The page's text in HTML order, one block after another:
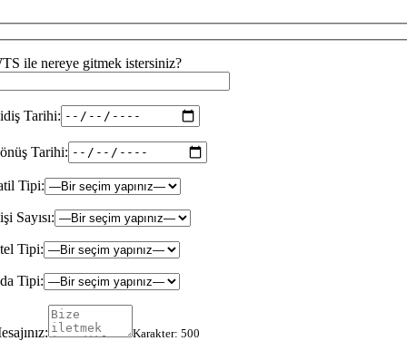
ile nereye gitmek istersiniz?
Tarihi:
Tarihi:
Tipi:
Sayısı:
Tipi:
Tipi:
Karakter: 500